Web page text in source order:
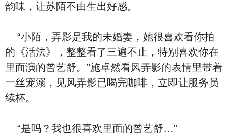
韵味，让苏陌不由生出好感。
“小陌，弄影是我的未婚妻，她很喜欢看你拍
的《活法》，整整看了三遍不止，特别喜欢你在
里面演的曾艺舒。”施卓然看风弄影的表情里带着
一丝宠溺，见风弄影已喝完咖啡，立即让服务员
续杯。
“是吗？我也很喜欢里面的曾艺舒…”